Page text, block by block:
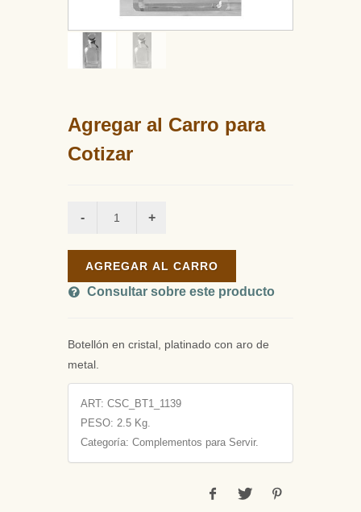
Agregar al Carro para
Cotizar
AGREGAR AL CARRO
Consultar sobre este producto
Botellón en cristal, platinado con aro de
metal.
ART: CSC_BT1_1139
PESO: 2.5 Kg.
Categoría: Complementos para Servir.